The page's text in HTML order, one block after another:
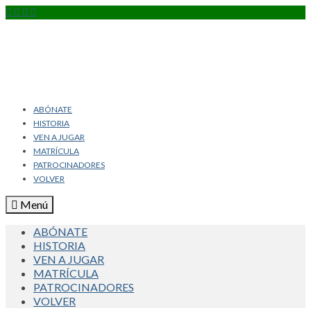
ABÓNATE
HISTORIA
VEN A JUGAR
MATRÍCULA
PATROCINADORES
VOLVER
Menú
ABÓNATE
HISTORIA
VEN A JUGAR
MATRÍCULA
PATROCINADORES
VOLVER